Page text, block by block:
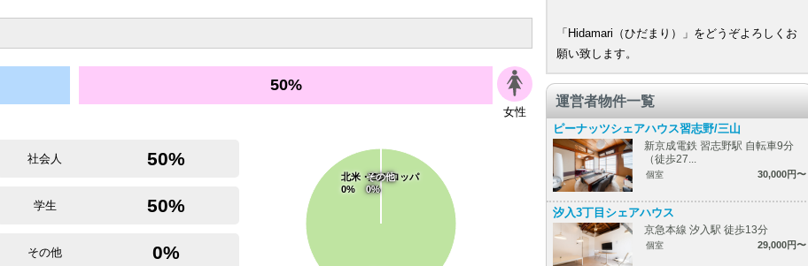
50%
女性
社会人 50%
学生 50%
その他 0%
北米・ヨーロッパ
0%
アジア
0%
その他
0%
「Hidamari（ひだまり）」をどうぞよろしくお
願い致します。
運営者物件一覧
ピーナッツシェアハウス習志野/三山
新京成電鉄 習志野駅 自転車9分
（徒歩27...
個室 30,000円〜
汐入3丁目シェアハウス
京急本線 汐入駅 徒歩13分
個室 29,000円〜